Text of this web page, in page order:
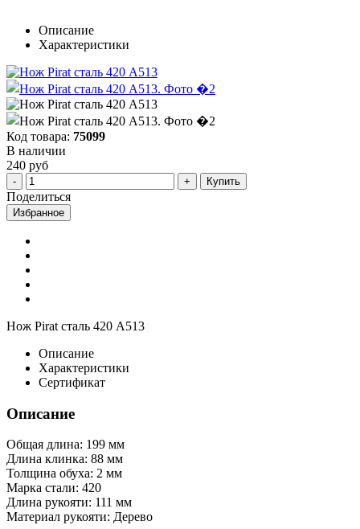
Описание
Характеристики
Код товара: 75099
В наличии
240 руб
Купить
Поделиться
Избранное
Нож Pirat сталь 420 A513
Описание
Характеристики
Сертификат
Описание
Общая длина: 199 мм
Длина клинка: 88 мм
Толщина обуха: 2 мм
Марка стали: 420
Длина рукояти: 111 мм
Материал рукояти: Дерево